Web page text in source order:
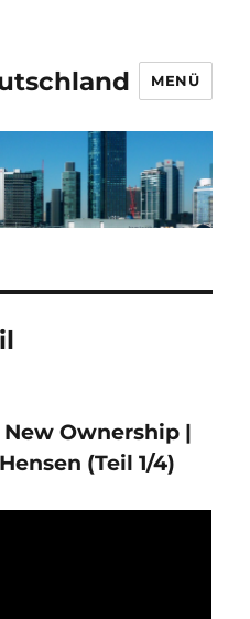
MENÜ
Ownership |
(Teil 1/4)